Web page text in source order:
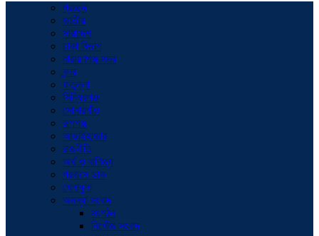
প্রচ্ছদ
জাতীয়
সারাদেশ
ঢাকা বিভাগ
নারায়ণগঞ্জ সদর
বন্দর
ফতুল্লা
সিদ্ধিরগঞ্জ
সোনারগাঁও
রূপগঞ্জ
আড়াইহাজার
রাজনীতি
অর্থ ও বাণিজ্য
প্রবাসে ডাক
খেলাধুলা
অনন্যা সংবাদ
সংগঠন
নিখোঁজ সংবাদ